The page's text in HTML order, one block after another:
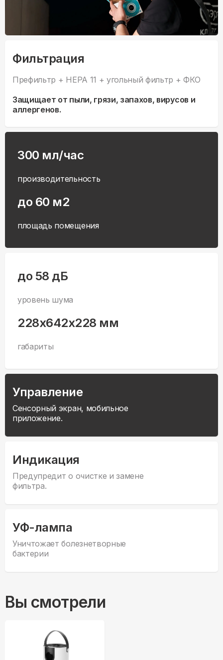
Фильтрация
Префильтр + HEPA 11 + угольный фильтр + ФКО
Защищает от пыли, грязи, запахов, вирусов и
аллергенов.
300 мл/час
производительность
до 60 м2
площадь помещения
до 58 дБ
уровень шума
228x642x228 мм
габариты
Управление
Сенсорный экран, мобильное
приложение.
Индикация
Предупредит о очистке и замене
фильтра.
УФ-лампа
Уничтожает болезнетворные
бактерии
Вы смотрели